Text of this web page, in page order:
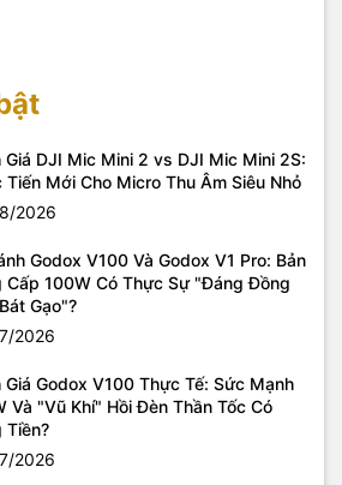
Giá DJI Mic Mini 2 vs DJI Mic Mini 2S:
Tiến Mới Cho Micro Thu Âm Siêu Nhỏ
2026
Godox V100 Và Godox V1 Pro: Bản
Cấp 100W Có Thực Sự "Đáng Đồng
Gạo"?
2026
Giá Godox V100 Thực Tế: Sức Mạnh
Và "Vũ Khí" Hồi Đèn Thần Tốc Có
Tiền?
2026